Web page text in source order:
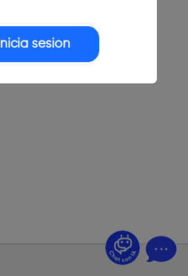
Inicia sesión